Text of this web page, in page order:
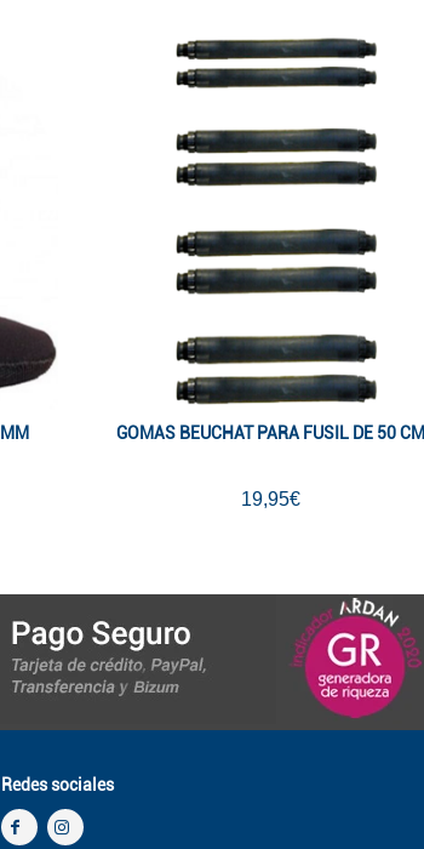
GOMAS BEUCHAT PARA FUSIL DE 50 CM
19,95€
Redes sociales